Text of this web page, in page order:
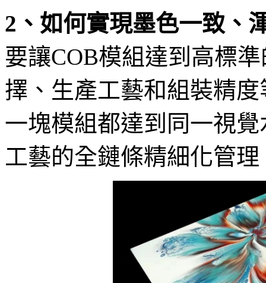
2、如何實現墨色一致、
要讓COB模組達到高標
擇、生產工藝和組裝精
一塊模組都達到同一視
工藝的全鏈條精細化管理